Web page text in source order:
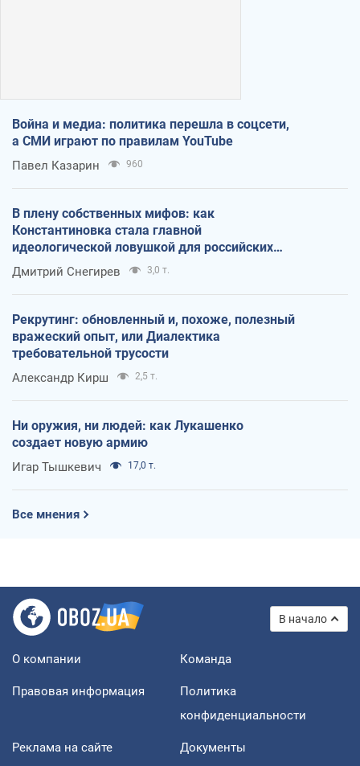
Война и медиа: политика перешла в соцсети,
а СМИ играют по правилам YouTube
Павел Казарин 960
В плену собственных мифов: как
Константиновка стала главной
идеологической ловушкой для российских
оккупантов
Дмитрий Снегирев 3,0 т.
Рекрутинг: обновленный и, похоже, полезный
вражеский опыт, или Диалектика
требовательной трусости
Александр Кирш 2,5 т.
Ни оружия, ни людей: как Лукашенко
создает новую армию
Игар Тышкевич 17,0 т.
Все мнения
В начало
О компании Команда
Правовая информация
Политика
конфиденциальности
Реклама на сайте Документы